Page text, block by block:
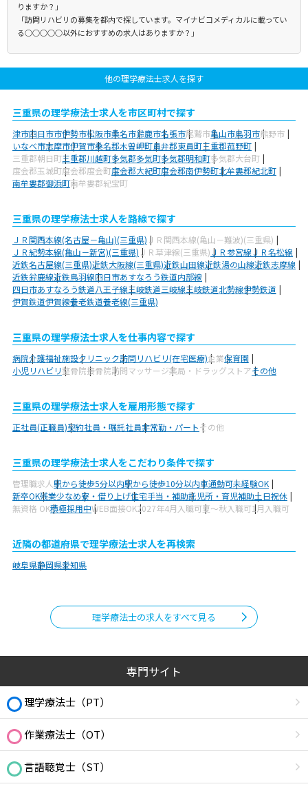
りますか？」
「訪問リハビリの募集を都内で探しています。マイナビコメディカルに載ってい
る○○○○○以外におすすめの求人はありますか？」
他の理学療法士求人を探す
三重県の理学療法士求人を市区町村で探す
津市四日市市伊勢市松阪市桑名市鈴鹿市名張市尾鷲市亀山市鳥羽市熊野市
いなべ市志摩市伊賀市桑名郡木曽岬町員弁郡東員町三重郡菰野町
三重郡朝日町三重郡川越町多気郡多気町多気郡明和町多気郡大台町
度会郡玉城町度会郡度会町度会郡大紀町度会郡南伊勢町北牟婁郡紀北町
南牟婁郡御浜町南牟婁郡紀宝町
三重県の理学療法士求人を路線で探す
ＪＲ関西本線(名古屋－亀山)(三重県) ＪＲ関西本線(亀山－難波)(三重県)
ＪＲ紀勢本線(亀山－新宮)(三重県) ＪＲ草津線(三重県)ＪＲ参宮線ＪＲ名松線
近鉄名古屋線(三重県)近鉄大阪線(三重県)近鉄山田線近鉄湯の山線近鉄志摩線
近鉄鈴鹿線近鉄鳥羽線四日市あすなろう鉄道内部線
四日市あすなろう鉄道八王子線三岐鉄道三岐線三岐鉄道北勢線伊勢鉄道
伊賀鉄道伊賀線養老鉄道養老線(三重県)
三重県の理学療法士求人を仕事内容で探す
病院介護福祉施設クリニック訪問リハビリ(在宅医療)企業保育園
小児リハビリ整骨院接骨院訪問マッサージ薬局・ドラッグストアその他
三重県の理学療法士求人を雇用形態で探す
正社員(正職員)契約社員・嘱託社員非常勤・パートその他
三重県の理学療法士求人をこだわり条件で探す
管理職求人駅から徒歩5分以内駅から徒歩10分以内車通勤可未経験OK
新卒OK残業少なめ寮・借り上げ住宅手当・補助託児所・育児補助土日祝休
無資格 OK積極採用中WEB面接OK2027年4月入職可夏～秋入職可1月入職可
近隣の都道府県で理学療法士求人を再検索
岐阜県静岡県愛知県
理学療法士の求人をすべて見る
専門サイト
理学療法士（PT）
作業療法士（OT）
言語聴覚士（ST）